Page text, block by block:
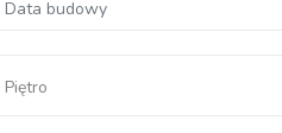
Piętro